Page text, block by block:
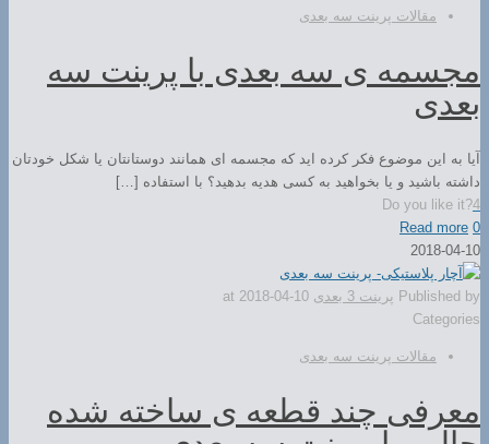
مقالات پرینت سه بعدی
مجسمه ی سه بعدی با پرینت سه
بعدی
آیا به این موضوع فکر کرده اید که مجسمه ای همانند دوستانتان یا شکل خودتان
داشته باشید و یا بخواهید به کسی هدیه بدهید؟ با استفاده […]
Do you like it?4
0
Read more
2018-04-10
Published by پرینت 3 بعدی at 2018-04-10
Categories
مقالات پرینت سه بعدی
معرفی چند قطعه ی ساخته شده